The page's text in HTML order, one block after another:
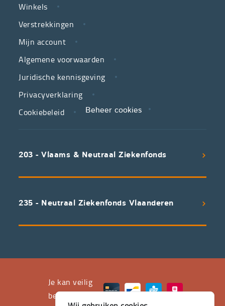
neutrale
ziekenfondsen,
is
partner
in
zorg.
We
voorwaarden
uitstekend
waarvan
LINKS
Winkels
Verstrekkingen
Mijn account
Algemene voorwaarden
Juridische kennisgeving
Privacyverklaring
Cookiebeleid
Beheer cookies
203 - Vlaams & Neutraal Ziekenfonds
235 - Neutraal Ziekenfonds Vlaanderen
Je kan veilig
betalen met